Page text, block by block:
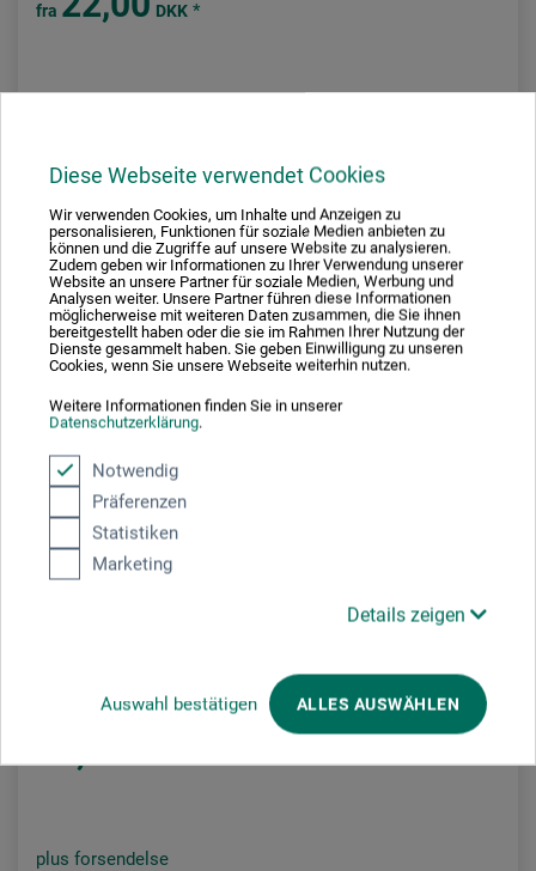
Diese Webseite verwendet Cookies
Wir verwenden Cookies, um Inhalte und Anzeigen zu
personalisieren, Funktionen für soziale Medien anbieten zu
können und die Zugriffe auf unsere Website zu analysieren.
Zudem geben wir Informationen zu Ihrer Verwendung unserer
Website an unsere Partner für soziale Medien, Werbung und
Analysen weiter. Unsere Partner führen diese Informationen
möglicherweise mit weiteren Daten zusammen, die Sie ihnen
bereitgestellt haben oder die sie im Rahmen Ihrer Nutzung der
Dienste gesammelt haben. Sie geben Einwilligung zu unseren
Cookies, wenn Sie unsere Webseite weiterhin nutzen.
Weitere Informationen finden Sie in unserer
Datenschutzerklärung.
Notwendig
Präferenzen
Statistiken
Marketing
Details zeigen
Auswahl bestätigen ALLES AUSWÄHLEN
fra DKK *
plus forsendelse